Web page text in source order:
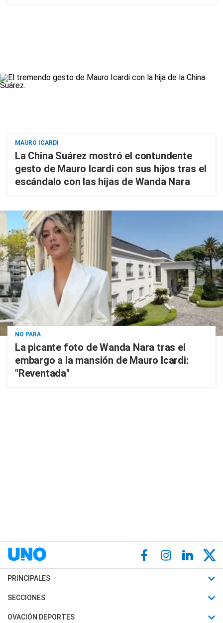
MAURO ICARDI
La China Suárez mostró el contundente
gesto de Mauro Icardi con sus hijos tras el
escándalo con las hijas de Wanda Nara
NO PARA
La picante foto de Wanda Nara tras el
embargo a la mansión de Mauro Icardi:
"Reventada"
PRINCIPALES
Últimas Noticias
Política
SECCIONES
Horóscopo
OVACIÓN DEPORTES